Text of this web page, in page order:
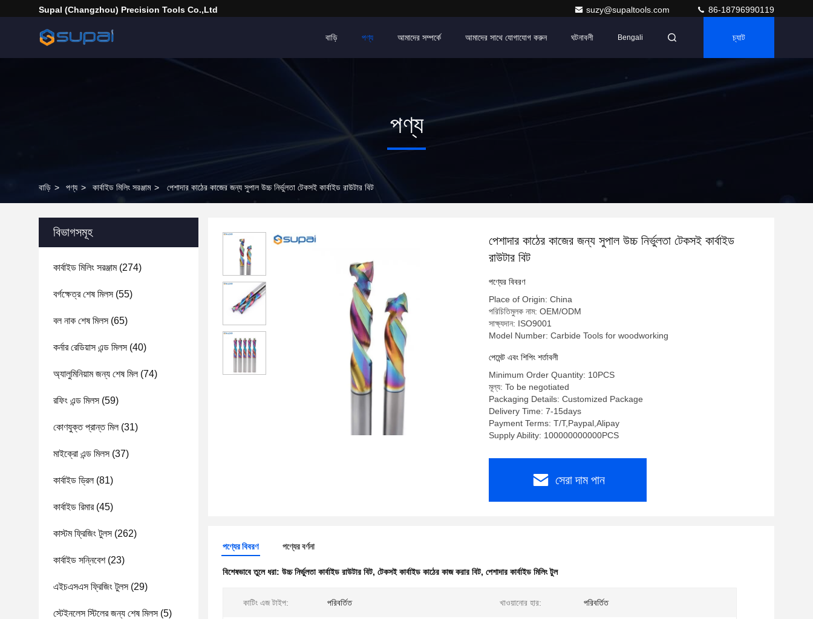
Supal (Changzhou) Precision Tools Co.,Ltd suzy@supaltools.com 86-18796990119
বাড়ি পণ্য আমাদের সম্পর্কে আমাদের সাথে যোগাযোগ করুন ঘটনাবলী Bengali চ্যাট
পণ্য
বাড়ি > পণ্য > কার্বাইড মিলিং সরঞ্জাম > পেশাদার কাঠের কাজের জন্য সুপাল উচ্চ নির্ভুলতা টেকসই কার্বাইড রাউটার বিট
বিভাগসমূহ
কার্বাইড মিলিং সরঞ্জাম(274)
বর্গক্ষেত্র শেষ মিলস(55)
বল নাক শেষ মিলস(65)
কর্নার রেডিয়াস এন্ড মিলস(40)
অ্যালুমিনিয়াম জন্য শেষ মিল(74)
রফিং এন্ড মিলস(59)
কোণযুক্ত প্রান্ত মিল(31)
মাইক্রো এন্ড মিলস(37)
কার্বাইড ড্রিল(81)
কার্বাইড রিমার(45)
কাস্টম ফ্রিজিং টুলস(262)
কার্বাইড সন্নিবেশ(23)
এইচএসএস ফ্রিজিং টুলস(29)
স্টেইনলেস স্টিলের জন্য শেষ মিলস(5)
পেশাদার কাঠের কাজের জন্য সুপাল উচ্চ নির্ভুলতা টেকসই কার্বাইড
রাউটার বিট
পণ্যের বিবরণ
Place of Origin: China
পরিচিতিমুলক নাম: OEM/ODM
সাক্ষ্যদান: ISO9001
Model Number: Carbide Tools for woodworking
পেমেন্ট এবং শিপিং শর্তাবলী
Minimum Order Quantity: 10PCS
মূল্য: To be negotiated
Packaging Details: Customized Package
Delivery Time: 7-15days
Payment Terms: T/T,Paypal,Alipay
Supply Ability: 100000000000PCS
সেরা দাম পান
পণ্যের বিবরণ পণ্যের বর্ণনা
বিশেষভাবে তুলে ধরা: উচ্চ নির্ভুলতা কার্বাইড রাউটার বিট, টেকসই কার্বাইড কাঠের কাজ করার বিট, পেশাদার কার্বাইড মিলিং টুল
কাটিং এজ টাইপ: পরিবর্তিত খাওয়ানোর হার: পরিবর্তিত